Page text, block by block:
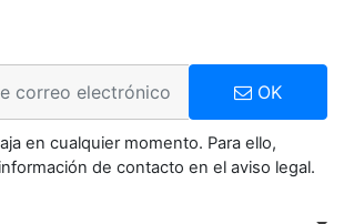
OK
en cualquier momento. Para ello,
de contacto en el aviso legal.